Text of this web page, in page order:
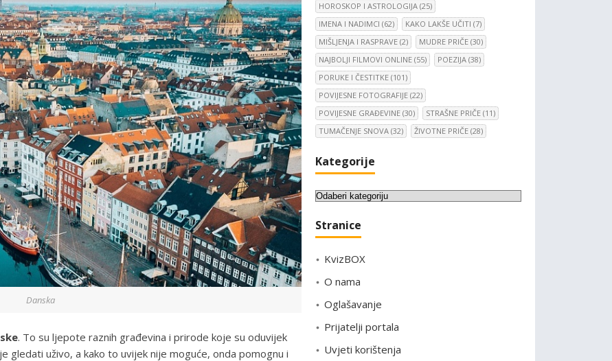
Danska
. To su ljepote raznih građevina i prirode koje su oduvijek
gledati uživo, a kako to uvijek nije moguće, onda pomognu i
HOROSKOP I ASTROLOGIJA (25)
IMENA I NADIMCI (62) KAKO LAKŠE UČITI (7)
MIŠLJENJA I RASPRAVE (2) MUDRE PRIČE (30)
NAJBOLJI FILMOVI ONLINE (55) POEZIJA (38)
PORUKE I ČESTITKE (101)
POVIJESNE FOTOGRAFIJE (22)
POVIJESNE GRAĐEVINE (30) STRAŠNE PRIČE (11)
TUMAČENJE SNOVA (32) ŽIVOTNE PRIČE (28)
Kategorije
K
t
g
o
i
j
Stranice
KvizBOX
O nama
Oglašavanje
Prijatelji portala
Uvjeti korištenja